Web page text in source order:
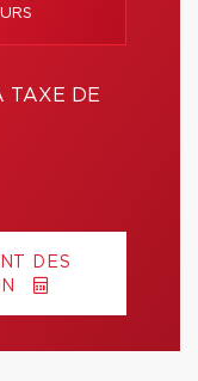
TAXE DE
DES